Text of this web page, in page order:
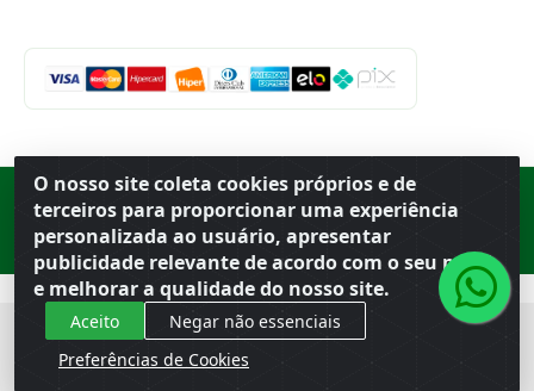
O nosso site coleta cookies próprios e de
terceiros para proporcionar uma experiência
personalizada ao usuário, apresentar
publicidade relevante de acordo com o seu perfil
e melhorar a qualidade do nosso site.
Aceito
Negar não essenciais
Preferências de Cookies
Porto Ferreira ·BR
13.669-899· CNPJ 56.679.863/0001-91
© 2026 Atacado Ideal